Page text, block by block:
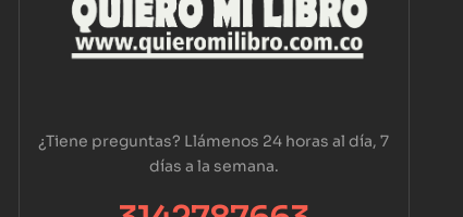
¿Tiene preguntas? Llámenos 24 horas al día, 7
días a la semana.